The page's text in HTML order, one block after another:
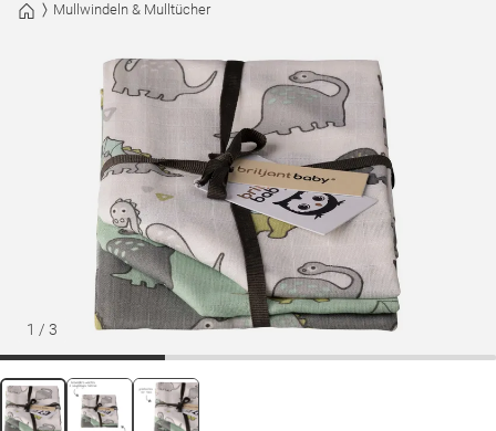
Mullwindeln & Mulltücher
1 / 3